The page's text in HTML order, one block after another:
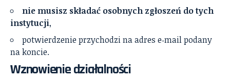
nie musisz składać osobnych zgłoszeń do tych
instytucji,
potwierdzenie przychodzi na adres e‑mail podany
na koncie.
Wznowienie działalności